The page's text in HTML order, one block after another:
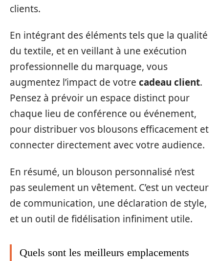
clients.
En intégrant des éléments tels que la qualité
du textile, et en veillant à une exécution
professionnelle du marquage, vous
augmentez l’impact de votre cadeau client.
Pensez à prévoir un espace distinct pour
chaque lieu de conférence ou événement,
pour distribuer vos blousons efficacement et
connecter directement avec votre audience.
En résumé, un blouson personnalisé n’est
pas seulement un vêtement. C’est un vecteur
de communication, une déclaration de style,
et un outil de fidélisation infiniment utile.
Quels sont les meilleurs emplacements